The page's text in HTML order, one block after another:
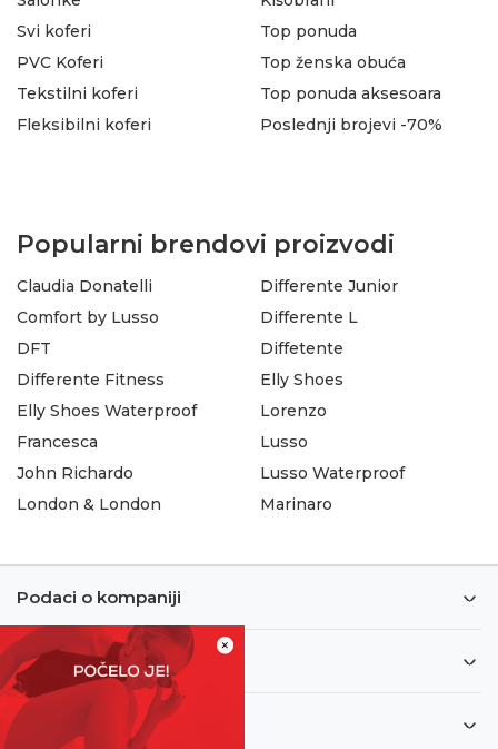
×
Svi koferi
PVC Koferi
Tekstilni koferi
Fleksibilni koferi
Top ponuda
Top ženska obuća
Top ponuda aksesoara
Poslednji brojevi -70%
Popularni brendovi proizvodi
Claudia Donatelli
Comfort by Lusso
DFT
Differente Fitness
Differente Junior
Differente L
Diffetente
Elly Shoes
Elly Shoes Waterproof
Francesca
John Richardo
London & London
Lorenzo
Lusso
Lusso Waterproof
Marinaro
Podaci o kompaniji
Informacije
Korisnički servis